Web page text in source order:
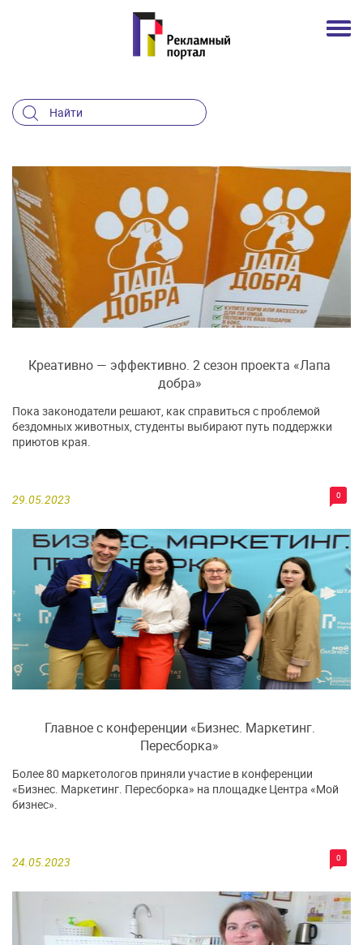
Креативно — эффективно. 2 сезон проекта «Лапа
добра»
29.05.2023 0
Пока законодатели решают, как справиться с проблемой
бездомных животных, студенты выбирают путь поддержки
приютов края.
Главное с конференции «Бизнес. Маркетинг.
Пересборка»
24.05.2023 0
Более 80 маркетологов приняли участие в конференции
«Бизнес. Маркетинг. Пересборка» на площадке Центра «Мой
бизнес».